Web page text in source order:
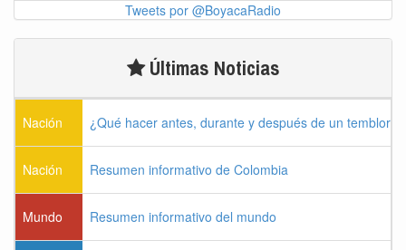
Tweets por @BoyacaRadio
Últimas Noticias
Nación ¿Qué hacer antes, durante y después de un temblor?
Nación Resumen informativo de Colombia
Mundo Resumen informativo del mundo